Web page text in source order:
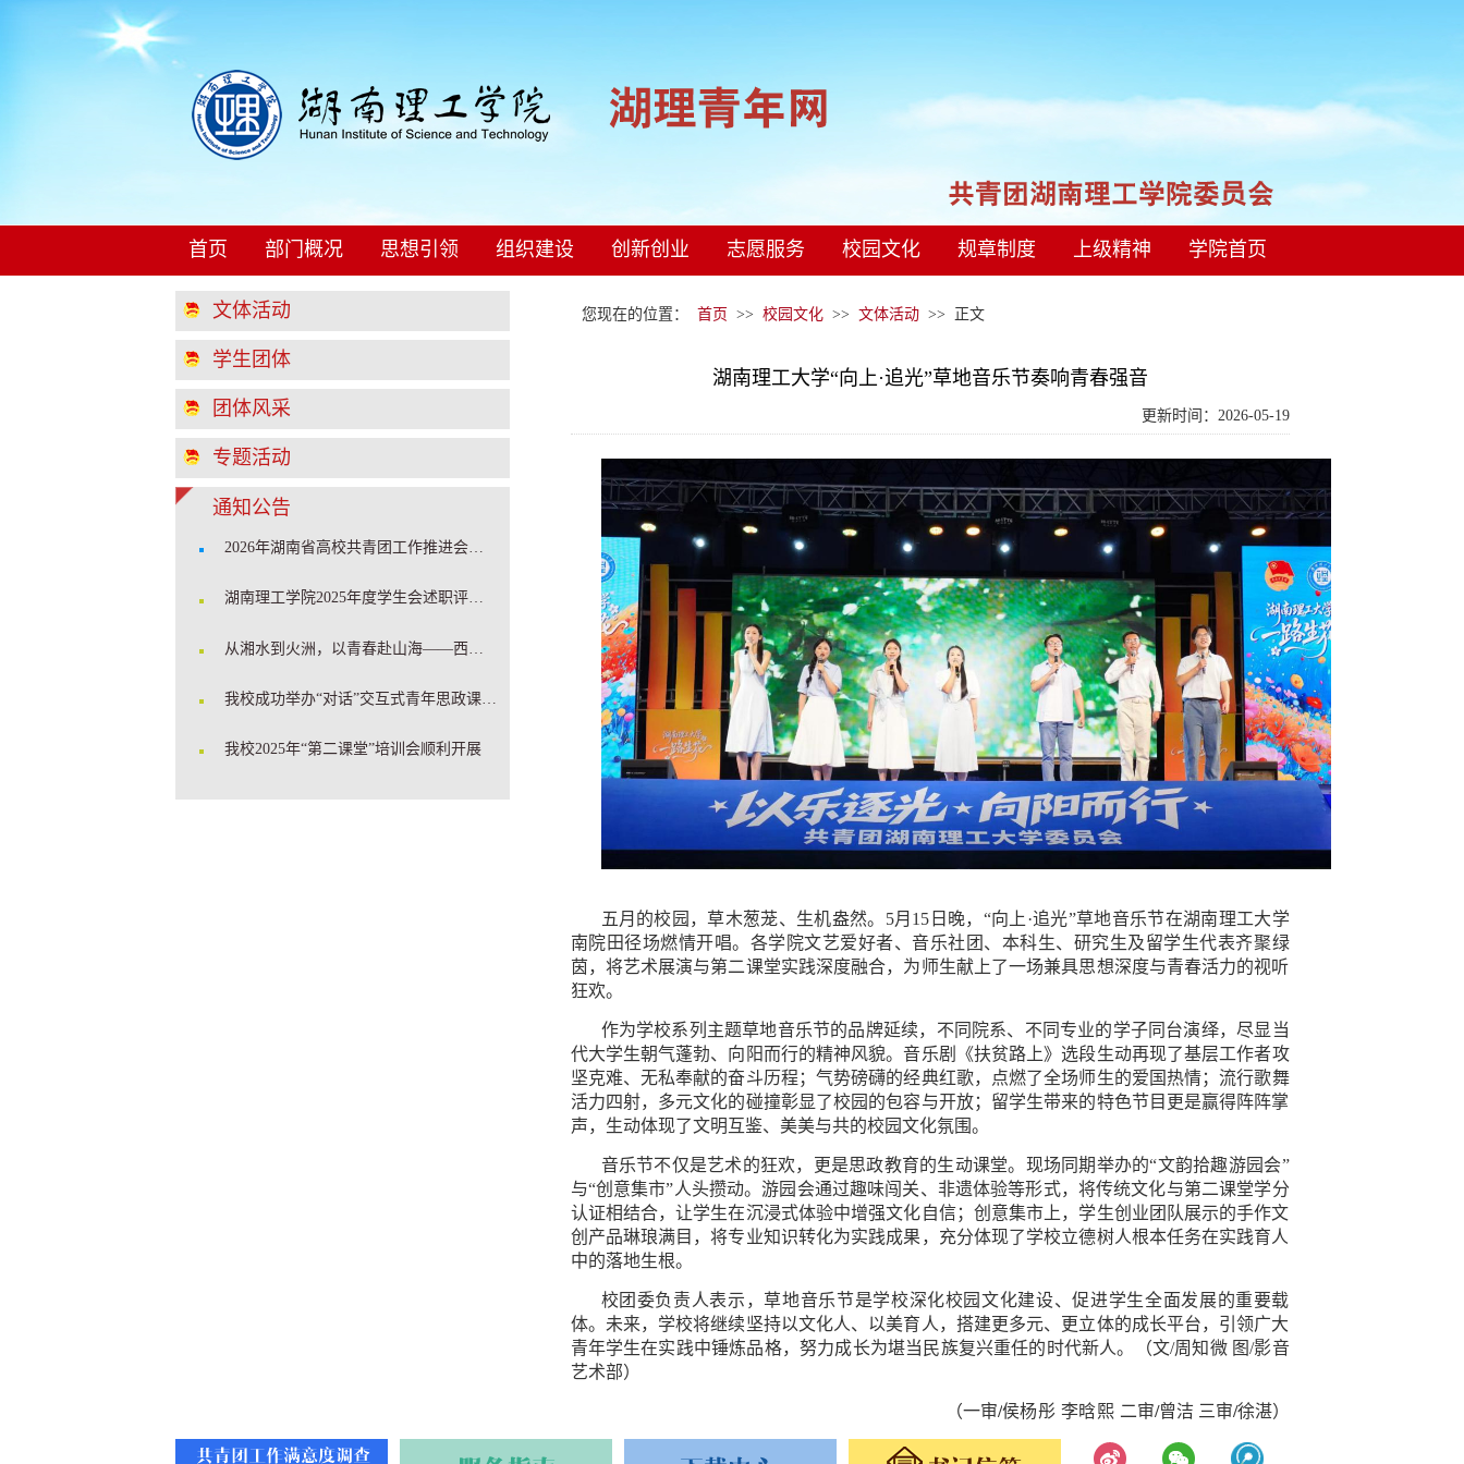
首页 部门概况 思想引领 组织建设 创新创业 志愿服务 校园文化 规章制度 上级精神 学院首页
文体活动
学生团体
团体风采
专题活动
通知公告
2026年湖南省高校共青团工作推进会在我校召开
湖南理工学院2025年度学生会述职评估会顺利召开
从湘水到火洲，以青春赴山海——西部计划学姐开讲啦！
我校成功举办“对话”交互式青年思政课堂暨2025年度团学骨干培训
我校2025年“第二课堂”培训会顺利开展
您现在的位置： 首页 >> 校园文化>> 文体活动>> 正文
湖南理工大学“向上·追光”草地音乐节奏响青春强音
更新时间：2026-05-19
五月的校园，草木葱茏、生机盎然。 5月 15 日晚，“向上·追光”草地音乐节在湖南理工大学
南院田径场燃情开唱。各学院文艺爱好者、音乐社团、本科生、研究生及留学生代表齐聚绿
茵，将艺术展演与第二课堂实践深度融合，为师生献上了一场兼具思想深度与青春活力的视听
狂欢。
作为学校系列主题草地音乐节的品牌延续，不同院系、不同专业的学子同台演绎，尽显当
代大学生朝气蓬勃、向阳而行的精神风貌。音乐剧《扶贫路上》选段生动再现了基层工作者攻
坚克难、无私奉献的奋斗历程； 气势磅礴的经典红歌，
点燃了全场师生的爱国热情；流行歌舞
活力四射，多元文化的碰撞彰显了校园的包容与开放；留学生带来的特色节目更是赢得阵阵掌
声，生动体现了文明互鉴、美美与共的校园文化氛围。
音乐节不仅是艺术的狂欢，更是思政教育的生动课堂。现场同期举办的“文韵拾趣游园会”
与“创意集市”人头攒动。游园会通过趣味闯关、非遗体验等形式，将传统文化与第二课堂学分
认证相结合，让学生在沉浸式体验中增强文化自信；创意集市上，学生创业团队展示的手作文
创产品琳琅满目，将专业知识转化为实践成果，充分体现了学校立德树人根本任务在实践育人
中的落地生根。
校团委负责人表示，草地音乐节是学校深化校园文化建设、促进学生全面发展的重要载
体。未来，学校将继续坚持以文化人、以美育人，搭建更多元、更立体的成长平台，引领广大
青年学生在实践中锤炼品格，努力成长为堪当民族复兴重任的时代新人。
（文/周知微 图/影音
艺术部）
（一审/侯杨彤 李晗熙 二审/曾洁 三审/徐湛）